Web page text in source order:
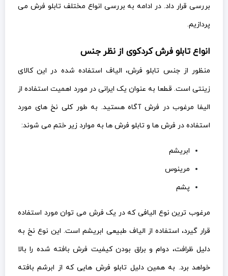
بررسی قرار داد. در ادامه به بررسی انواع مختلف تابلو فرش می
پردازیم.
انواع تابلو فرش کردکوی از نظر جنس
منظور از جنس تابلو فرش، الیاف استفاده شده در این کالای
زینتی است. قطعا به عنوان یک ایرانی در مورد اهمیت استفاده از
الیفا مرغوب در فرش آگاه هستید. به طور کلی نخ های مورد
استفاده در فرش ها و تابلو فرش ها به موارد زیر ختم می شوند:
ابریشم
مرینوس
پشم
مرغوب ترین نوع الیافی که در یک فرش می توان مورد استفاده
قرار گیرد، استفاده از الیاف طبیعی ابریشم است. این نوع نخ به
دلیل ظرافت، دوام و براق بودن کیفیت فرش بافته شده را بالا
خواهد برد. به همین دلیل تابلو فرش هایی که از ابرشم بافته